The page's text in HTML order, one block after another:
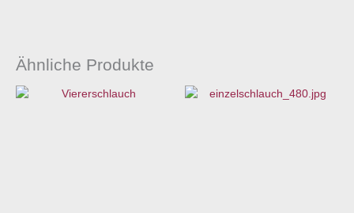
Ähnliche Produkte